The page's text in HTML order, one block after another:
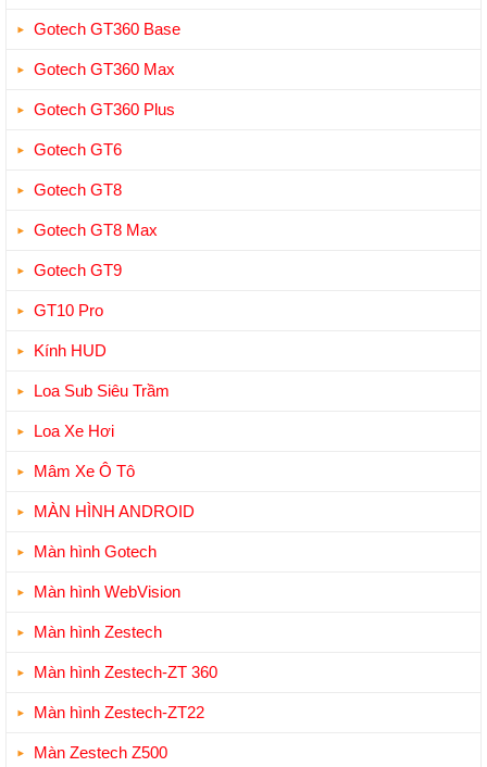
Gotech GT360 Base
Gotech GT360 Max
Gotech GT360 Plus
Gotech GT6
Gotech GT8
Gotech GT8 Max
Gotech GT9
GT10 Pro
Kính HUD
Loa Sub Siêu Trầm
Loa Xe Hơi
Mâm Xe Ô Tô
MÀN HÌNH ANDROID
Màn hình Gotech
Màn hình WebVision
Màn hình Zestech
Màn hình Zestech-ZT 360
Màn hình Zestech-ZT22
Màn Zestech Z500